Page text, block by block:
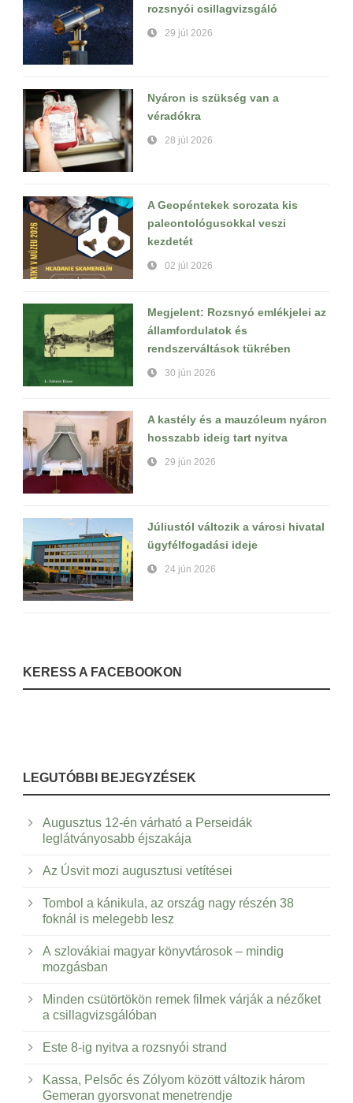
rozsnyói csillagvizsgáló
29 júl 2026
Nyáron is szükség van a
véradókra
28 júl 2026
A Geopéntekek sorozata kis
paleontológusokkal veszi
kezdetét
02 júl 2026
Megjelent: Rozsnyó emlékjelei az
államfordulatok és
rendszerváltások tükrében
30 jún 2026
A kastély és a mauzóleum nyáron
hosszabb ideig tart nyitva
29 jún 2026
Júliustól változik a városi hivatal
ügyfélfogadási ideje
24 jún 2026
KERESS A FACEBOOKON
LEGUTÓBBI BEJEGYZÉSEK
Augusztus 12-én várható a Perseidák
leglátványosabb éjszakája
Az Úsvit mozi augusztusi vetítései
Tombol a kánikula, az ország nagy részén 38
foknál is melegebb lesz
A szlovákiai magyar könyvtárosok – mindig
mozgásban
Minden csütörtökön remek filmek várják a nézőket
a csillagvizsgálóban
Este 8-ig nyitva a rozsnyói strand
Kassa, Pelsőc és Zólyom között változik három
Gemeran gyorsvonat menetrendje